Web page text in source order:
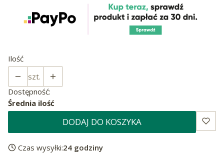
Ilość
szt.
Dostępność:
Średnia ilość
DODAJ DO KOSZYKA
Czas wysyłki:24 godziny